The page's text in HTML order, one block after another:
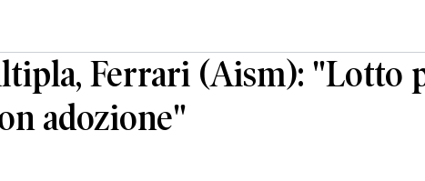
Ferrari (Aism): "Lotto
adozione"